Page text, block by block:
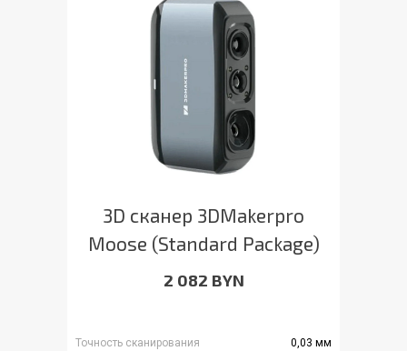
3D сканер 3DMakerpro
Moose (Standard Package)
2 082 BYN
Точность сканирования 0,03 мм